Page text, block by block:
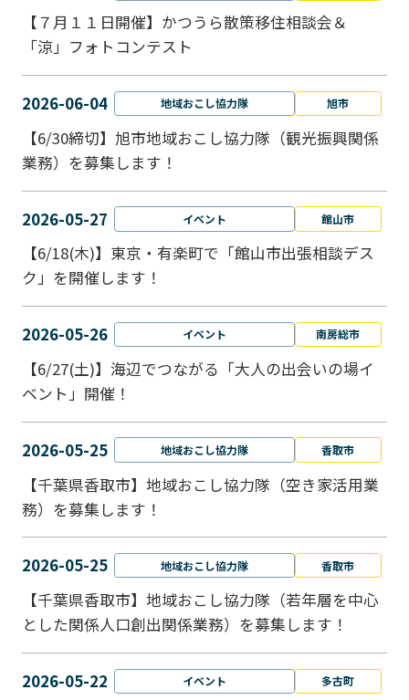
【７月１１日開催】かつうら散策移住相談会＆
「涼」フォトコンテスト
2026-06-04 地域おこし協力隊 旭市
【6/30締切】旭市地域おこし協力隊（観光振興関係
業務）を募集します！
2026-05-27 イベント 館山市
【6/18(木)】東京・有楽町で「館山市出張相談デス
ク」を開催します！
2026-05-26 イベント 南房総市
【6/27(土)】海辺でつながる「大人の出会いの場イ
ベント」開催！
2026-05-25 地域おこし協力隊 香取市
【千葉県香取市】地域おこし協力隊（空き家活用業
務）を募集します！
2026-05-25 地域おこし協力隊 香取市
【千葉県香取市】地域おこし協力隊（若年層を中心
とした関係人口創出関係業務）を募集します！
2026-05-22 イベント 多古町